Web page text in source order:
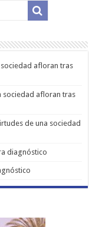
sociedad afloran tras
sociedad afloran tras
de una sociedad
diagnóstico